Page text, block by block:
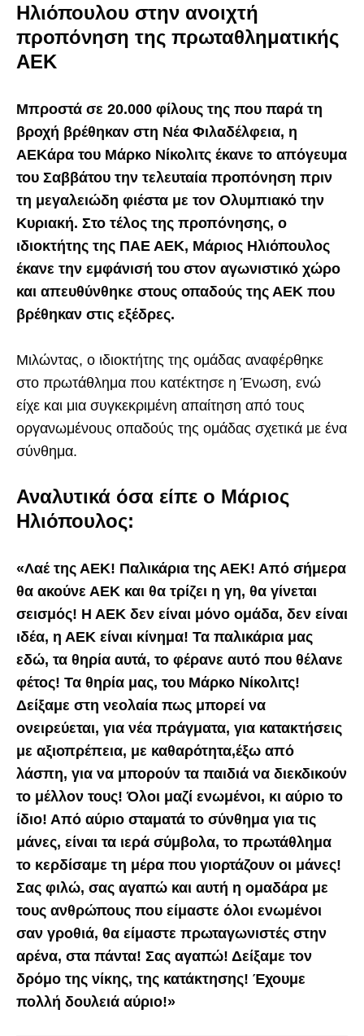
Ηλιόπουλου στην ανοιχτή
προπόνηση της πρωταθληματικής
ΑΕΚ
Μπροστά σε 20.000 φίλους της που παρά τη
βροχή βρέθηκαν στη Νέα Φιλαδέλφεια, η
ΑΕΚάρα του Μάρκο Νίκολιτς έκανε το απόγευμα
του Σαββάτου την τελευταία προπόνηση πριν
τη μεγαλειώδη φιέστα με τον Ολυμπιακό την
Κυριακή. Στο τέλος της προπόνησης, ο
ιδιοκτήτης της ΠΑΕ ΑΕΚ, Μάριος Ηλιόπουλος
έκανε την εμφάνισή του στον αγωνιστικό χώρο
και απευθύνθηκε στους οπαδούς της ΑΕΚ που
βρέθηκαν στις εξέδρες.
Μιλώντας, ο ιδιοκτήτης της ομάδας αναφέρθηκε
στο πρωτάθλημα που κατέκτησε η Ένωση, ενώ
είχε και μια συγκεκριμένη απαίτηση από τους
οργανωμένους οπαδούς της ομάδας σχετικά με ένα
σύνθημα.
Αναλυτικά όσα είπε ο Μάριος
Ηλιόπουλος:
«Λαέ της ΑΕΚ! Παλικάρια της ΑΕΚ! Από σήμερα
θα ακούνε ΑΕΚ και θα τρίζει η γη, θα γίνεται
σεισμός! Η ΑΕΚ δεν είναι μόνο ομάδα, δεν είναι
ιδέα, η ΑΕΚ είναι κίνημα! Τα παλικάρια μας
εδώ, τα θηρία αυτά, το φέρανε αυτό που θέλανε
φέτος! Τα θηρία μας, του Μάρκο Νίκολιτς!
Δείξαμε στη νεολαία πως μπορεί να
ονειρεύεται, για νέα πράγματα, για κατακτήσεις
με αξιοπρέπεια, με καθαρότητα,έξω από
λάσπη, για να μπορούν τα παιδιά να διεκδικούν
το μέλλον τους! Όλοι μαζί ενωμένοι, κι αύριο το
ίδιο! Από αύριο σταματά το σύνθημα για τις
μάνες, είναι τα ιερά σύμβολα, το πρωτάθλημα
το κερδίσαμε τη μέρα που γιορτάζουν οι μάνες!
Σας φιλώ, σας αγαπώ και αυτή η ομαδάρα με
τους ανθρώπους που είμαστε όλοι ενωμένοι
σαν γροθιά, θα είμαστε πρωταγωνιστές στην
αρένα, στα πάντα! Σας αγαπώ! Δείξαμε τον
δρόμο της νίκης, της κατάκτησης! Έχουμε
πολλή δουλειά αύριο!»